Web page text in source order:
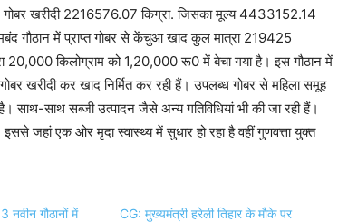
खरीदी 2216576.07 किग्रा. जिसका मूल्य 4433152.14
गौठान में प्राप्त गोबर से केंचुआ खाद कुल मात्रा 219425
20,000 किलोग्राम को 1,20,000 रू0 में बेचा गया है। इस गौठान में
खरीदी कर खाद निर्मित कर रही हैं। उपलब्ध गोबर से महिला समूह
साथ-साथ सब्जी उत्पादन जैसे अन्य गतिविधियां भी की जा रही हैं।
जहां एक ओर मृदा स्वास्थ्य में सुधार हो रहा है वहीं गुणवत्ता युक्त
गौठानों में
CG: मुख्यमंत्री हरेली तिहार के मौके पर